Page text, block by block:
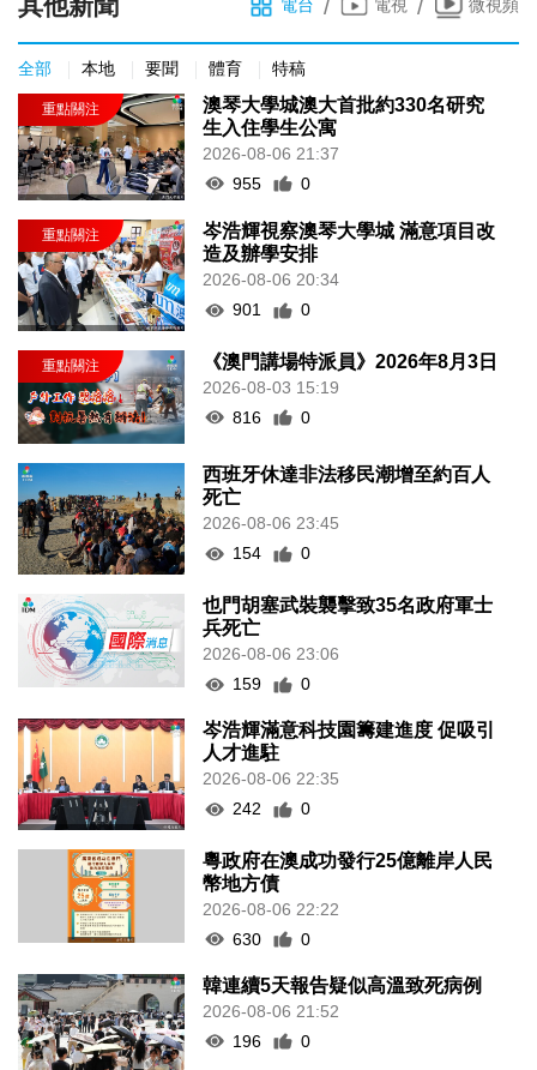
電台 / 電視 / 微視頻
全部 本地 要聞 體育 特稿
澳琴大學城澳大首批約330名研究
生入住學生公寓
2026-08-06 21:37
955
0
岑浩輝視察澳琴大學城 滿意項目改
造及辦學安排
2026-08-06 20:34
901
0
《澳門講場特派員》2026年8月3日
2026-08-03 15:19
816
0
西班牙休達非法移民潮增至約百人
死亡
2026-08-06 23:45
154
0
也門胡塞武裝襲擊致35名政府軍士
兵死亡
2026-08-06 23:06
159
0
岑浩輝滿意科技園籌建進度 促吸引
人才進駐
2026-08-06 22:35
242
0
粵政府在澳成功發行25億離岸人民
幣地方債
2026-08-06 22:22
630
0
韓連續5天報告疑似高溫致死病例
2026-08-06 21:52
196
0